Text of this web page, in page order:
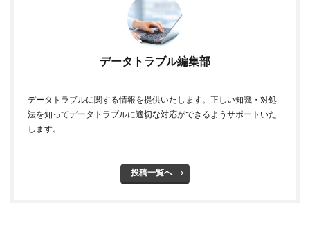
データトラブル編集部
データトラブルに関する情報を提供いたします。正しい知識・対処
法を知ってデータトラブルに適切な対応ができるようサポートいた
します。
投稿一覧へ